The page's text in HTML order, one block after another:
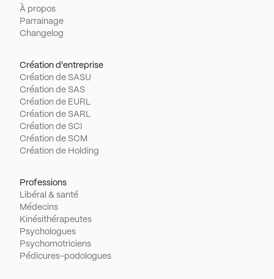
À propos
Parrainage
Changelog
Création d'entreprise
Création de SASU
Création de SAS
Création de EURL
Création de SARL
Création de SCI
Création de SCM
Création de Holding
Professions
Libéral & santé
Médecins
Kinésithérapeutes
Psychologues
Psychomotriciens
Pédicures-podologues